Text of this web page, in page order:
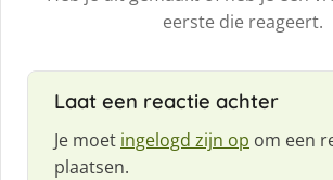
eerste die reageert.
Laat een reactie achter
Je moet ingelogd zijn op om een
plaatsen.